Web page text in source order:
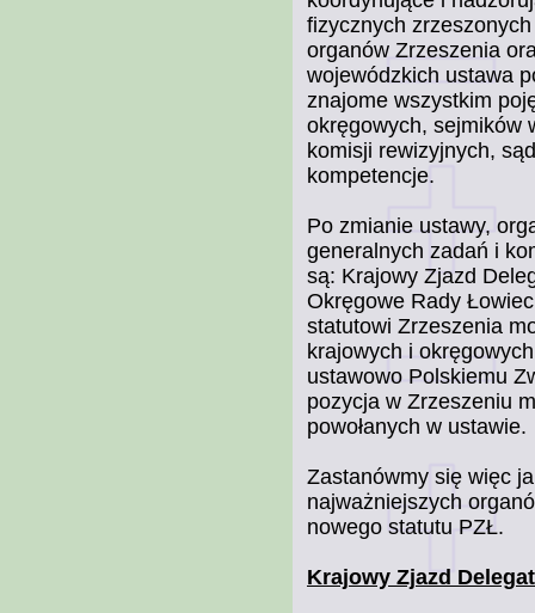
fizycznych
organów Zrzeszenia
wojewódzkich ustawa
znajome wszystkim
okręgowych, sejmików
komisji rewizyjnych,
kompetencje.
Po zmianie ustawy,
generalnych zadań i
są: Krajowy Zjazd
Okręgowe Rady
statutowi Zrzeszenia
krajowych i
ustawowo Polskiemu
pozycja w Zrzeszeniu
powołanych w ustawie.
Zastanówmy się więc
najważniejszych
nowego statutu PZŁ.
Krajowy Zjazd